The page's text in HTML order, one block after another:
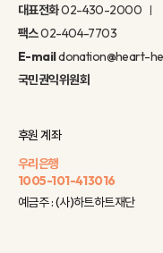
대표전화02-430-2000
팩스02-404-7703
E-maildonation@heart-
국민권익위원회
후원 계좌
우리은행
1005-101-413016
예금주 : (사)하트하트재단